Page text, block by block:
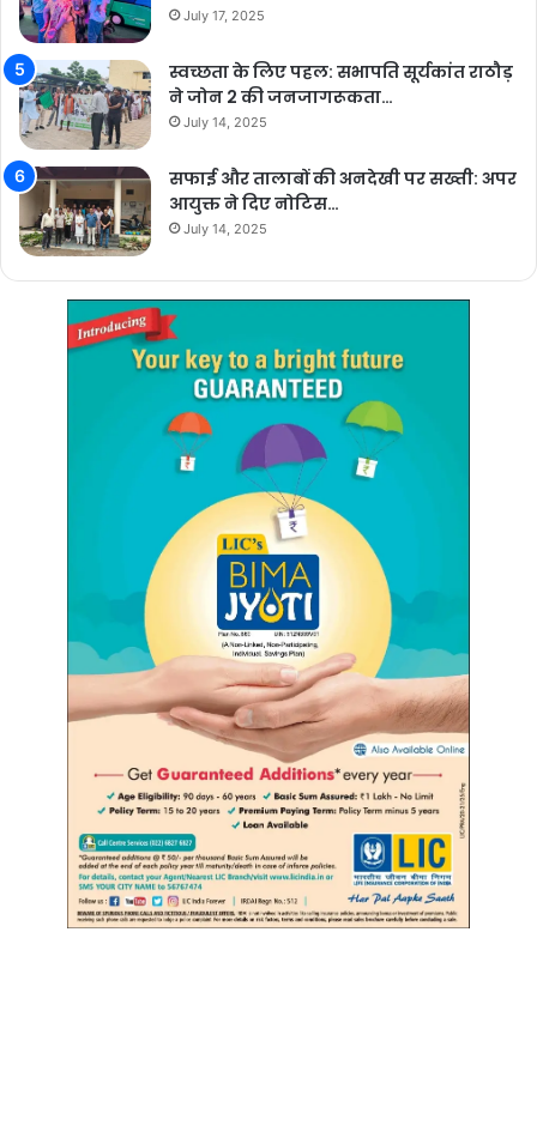
July 17, 2025
स्वच्छता के लिए पहल: सभापति सूर्यकांत राठौड़
ने जोन 2 की जनजागरूकता…
July 14, 2025
सफाई और तालाबों की अनदेखी पर सख्ती: अपर
आयुक्त ने दिए नोटिस…
July 14, 2025